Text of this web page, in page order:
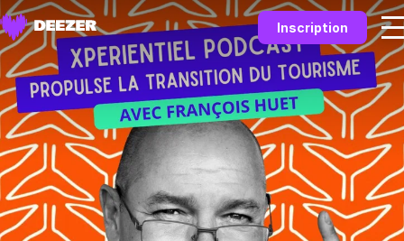
Inscription